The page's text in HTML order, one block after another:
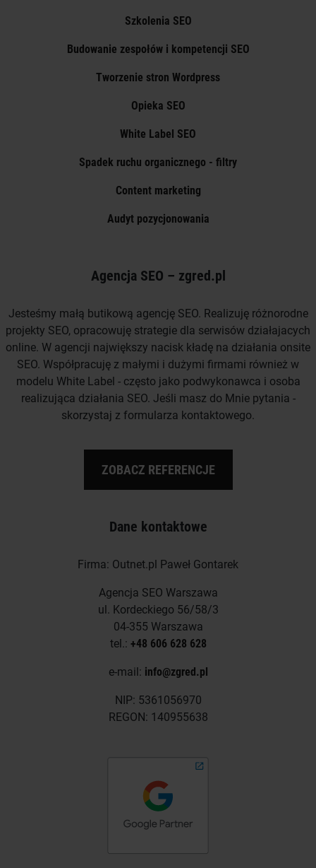
Szkolenia SEO
Budowanie zespołów i kompetencji SEO
Tworzenie stron Wordpress
Opieka SEO
White Label SEO
Spadek ruchu organicznego - filtry
Content marketing
Audyt pozycjonowania
Agencja SEO – zgred.pl
Jesteśmy małą butikową agencję SEO. Realizuję różnorodne
projekty SEO, opracowuję strategie dla serwisów działajacych
online. W agencji największy nacisk kładę na działania onsite
SEO. Współpracuję z małymi i dużymi firmami również w
modelu White Label - często jako podwykonawca i osoba
realizująca działania SEO. Jeśli masz do Mnie pytania -
skorzystaj z formularza kontaktowego.
ZOBACZ REFERENCJE
Dane kontaktowe
Firma: Outnet.pl Paweł Gontarek
Agencja SEO Warszawa
ul. Kordeckiego 56/58/3
04-355 Warszawa
tel.: +48 606 628 628
e-mail: info@zgred.pl
NIP: 5361056970
REGON: 140955638